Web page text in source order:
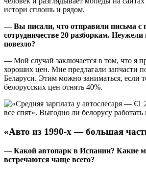
истори сплошь и рядом.
— Вы писали, что отправили письма с
сотрудничестве 20 разборкам. Неужели
повезло?
— Мой случай заключается в том, что я
хороших цен. Мне предлагали запчасти
Беларуси. Этим можно заниматься, если
белорусских цен отнять 40%.
«Авто из 1990-х — большая
— Какой автопарк в Испании? Какие
встречаются чаще всего?